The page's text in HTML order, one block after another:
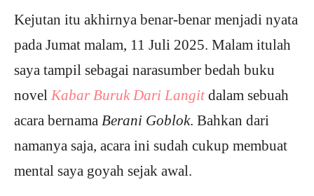
Kejutan itu akhirnya benar-benar menjadi nyata
pada Jumat malam, 11 Juli 2025. Malam itulah
saya tampil sebagai narasumber bedah buku
novel Kabar Buruk Dari Langit dalam sebuah
acara bernama Berani Goblok. Bahkan dari
namanya saja, acara ini sudah cukup membuat
mental saya goyah sejak awal.